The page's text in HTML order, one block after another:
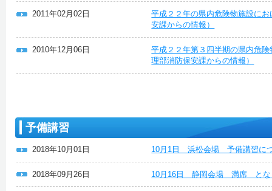
2011年02月02日
平成２２年の県内危険物施設に
安課からの情報）
2010年12月06日
平成２２年第３四半期の県内危
理部消防保安課からの情報）
予備講習
2018年10月01日 10月1日 浜松会場 予備講習に
2018年09月26日 10月16日 静岡会場 満席 とな